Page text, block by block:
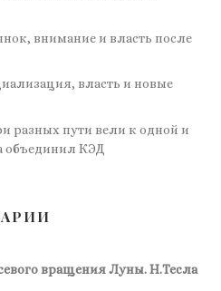
внимание и власть после
власть и новые
разных пути вели к одной и
объединил КЭД
вращения Луны. Н.Тесла